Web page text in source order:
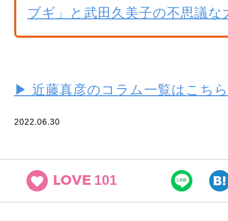
ブギ」と武田久美子の不思議な
▶ 近藤真彦のコラム一覧はこち
2022.06.30
LOVE 101